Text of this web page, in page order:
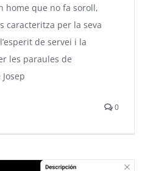
home que no fa soroll,
caracteritza per la seva
de servei i la
les paraules de
0